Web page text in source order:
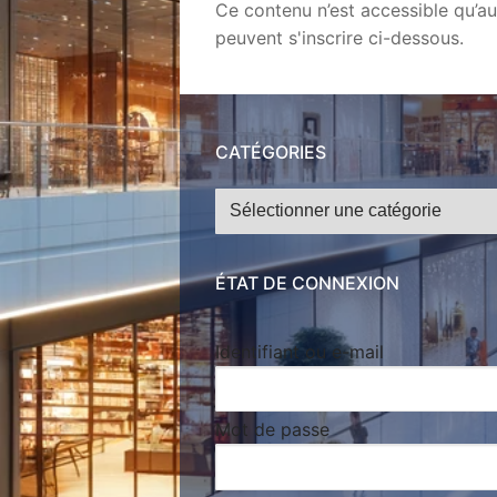
Ce contenu n’est accessible
peuvent s'inscrire ci-dessous.
CATÉGORIES
Catégories
ÉTAT DE CONNEXION
Identifiant ou e-mail
Mot de passe